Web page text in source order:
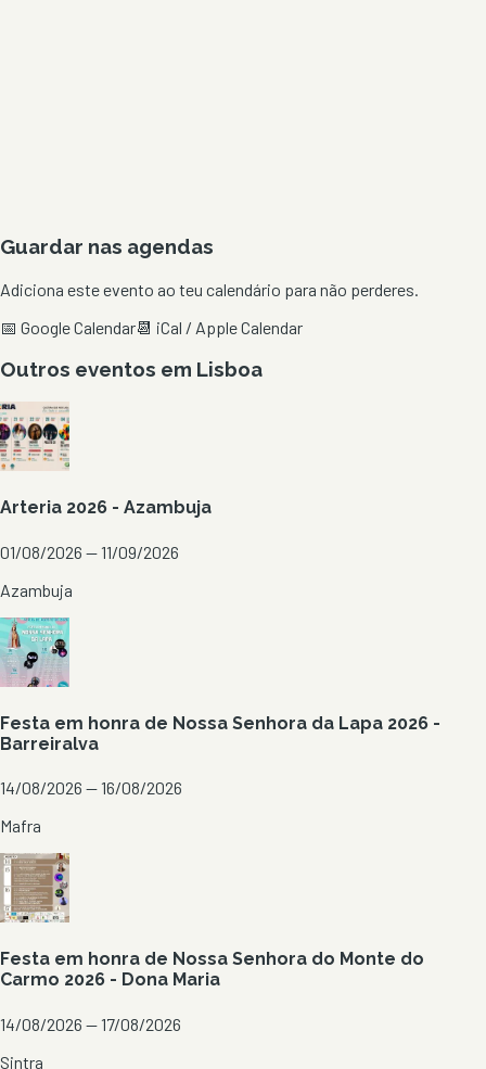
Guardar nas agendas
Adiciona este evento ao teu calendário para não perderes.
📅 Google Calendar📆 iCal / Apple Calendar
Outros eventos em Lisboa
Arteria 2026 - Azambuja
01/08/2026 — 11/09/2026
Azambuja
Festa em honra de Nossa Senhora da Lapa 2026 -
Barreiralva
14/08/2026 — 16/08/2026
Mafra
Festa em honra de Nossa Senhora do Monte do
Carmo 2026 - Dona Maria
14/08/2026 — 17/08/2026
Sintra